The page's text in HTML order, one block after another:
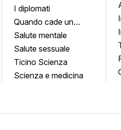
I diplomati
Quando cade un
quadro
Salute mentale
Salute sessuale
Ticino Scienza
Scienza e medicina